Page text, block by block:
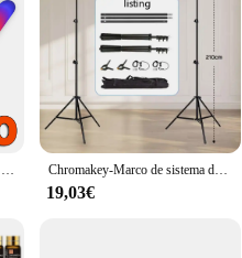
Palos Luminosos LED Grandes 48 CM PACK DE 30-50-60-100 Palos de luz Palos Luminosos de Espuma Led Boda Barras de Luz para Fiestas MARCA EL FUTBOLIN Chromakey-Marco de sistema de soporte de pantalla verde, telón de fondo para Sesión de fotos, estudio de fotografía
19,03€